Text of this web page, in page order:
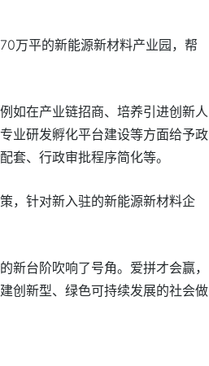
万平的新能源新材料产业园，帮
如在产业链招商、培养引进创新人
业研发孵化平台建设等方面给予政
套、行政审批程序简化等。
，针对新入驻的新能源新材料企
新台阶吹响了号角。爱拼才会赢，
创新型、绿色可持续发展的社会做